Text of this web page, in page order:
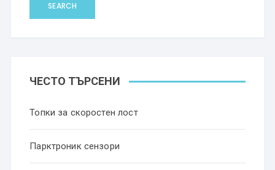
SEARCH
ЧЕСТО ТЪРСЕНИ
Топки за скоростен лост
Парктроник сензори